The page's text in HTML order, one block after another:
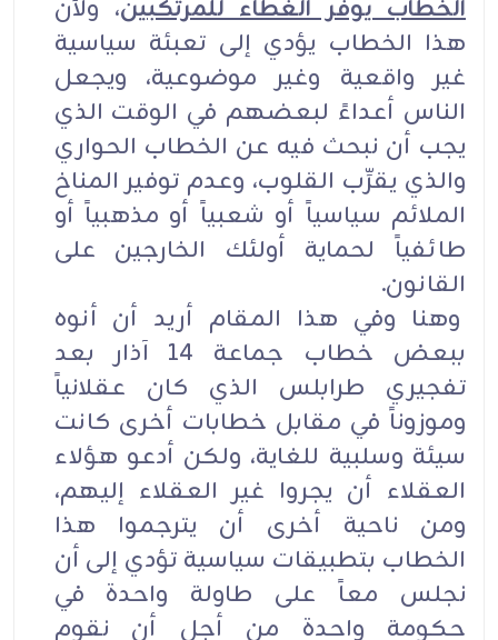
الخطاب يوفر الغطاء للمرتكبين، ولأن
هذا الخطاب يؤدي إلى تعبئة سياسية
غير واقعية وغير موضوعية، ويجعل
الناس أعداءً لبعضهم في الوقت الذي
يجب أن نبحث فيه عن الخطاب الحواري
والذي يقرِّب القلوب، وعدم توفير المناخ
الملائم سياسياً أو شعبياً أو مذهبياً أو
طائفياً لحماية أولئك الخارجين على
القانون.
وهنا وفي هذا المقام أريد أن أنوه
ببعض خطاب جماعة 14 آذار بعد
تفجيري طرابلس الذي كان عقلانياً
وموزوناً في مقابل خطابات أخرى كانت
سيئة وسلبية للغاية، ولكن أدعو هؤلاء
العقلاء أن يجروا غير العقلاء إليهم،
ومن ناحية أخرى أن يترجموا هذا
الخطاب بتطبيقات سياسية تؤدي إلى أن
نجلس معاً على طاولة واحدة في
حكومة واحدة من أجل أن نقوم